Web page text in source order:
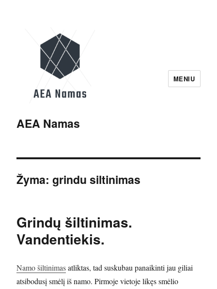
AEA Namas
MENIU
Žyma:grindu siltinimas
Grindų šiltinimas.
Vandentiekis.
Namo šiltinimasatliktas, tad suskubau panaikinti jau giliai
atsibodusį smėlį iš namo. Pirmoje vietoje likęs smėlio